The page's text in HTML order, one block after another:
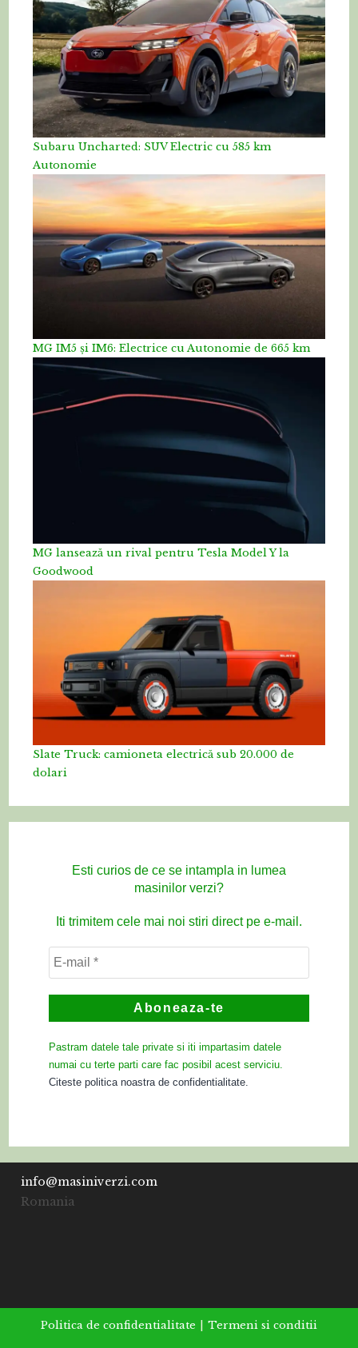
Subaru Uncharted: SUV Electric cu 585 km
Autonomie
MG IM5 și IM6: Electrice cu Autonomie de 665 km
MG lansează un rival pentru Tesla Model Y la
Goodwood
Slate Truck: camioneta electrică sub 20.000 de
dolari
Esti curios de ce se intampla in lumea
masinilor verzi?
Iti trimitem cele mai noi stiri direct pe e-mail.
Pastram datele tale private si iti impartasim datele
numai cu terte parti care fac posibil acest serviciu.
Citeste politica noastra de confidentialitate.
info@masiniverzi.com
Romania
Politica de confidentialitate Termeni si conditii